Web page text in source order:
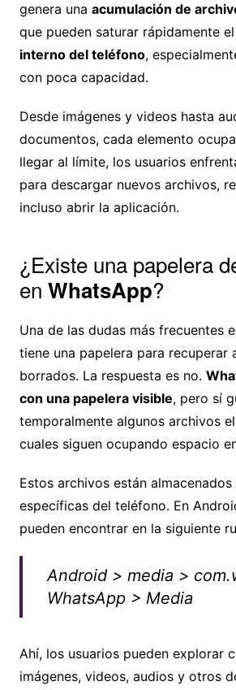
genera una acumulación de
que pueden saturar rápidamente el
interno del teléfono,
con poca capacidad.
Desde imágenes y videos hasta
documentos, cada elemento
llegar al límite, los usuarios
para descargar nuevos archivos,
incluso abrir la aplicación.
¿Existe una papelera
en WhatsApp?
Una de las dudas más frecuentes
tiene una papelera para recuperar
borrados. La respuesta es no.
con una papelera visible, pero sí
temporalmente algunos archivos
cuales siguen ocupando espacio
Estos archivos están almacenados
específicas del teléfono. En
pueden encontrar en la siguiente
Android > media >
WhatsApp > Media
Ahí, los usuarios pueden explorar
imágenes, videos, audios y otros